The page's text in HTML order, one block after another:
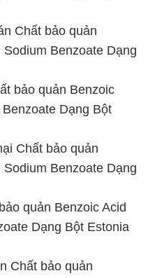
Chất bảo quản
Benzoate Dạng
bảo quản Benzoic
Dạng Bột
Chất bảo quản
Benzoate Dạng
quản Benzoic Acid
Dạng Bột Estonia
Chất bảo quản